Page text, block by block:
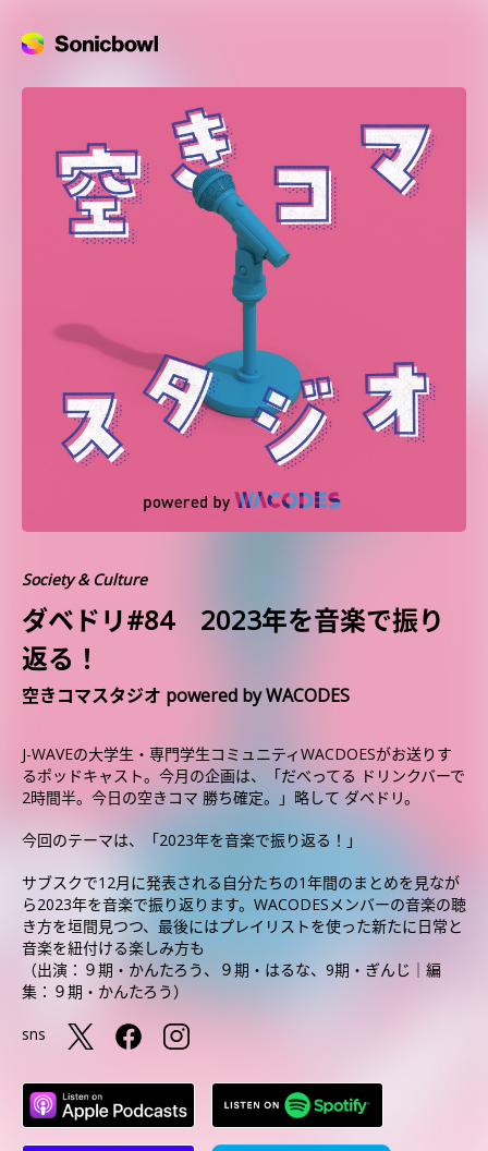
Society & Culture
ダベドリ#84 2023年を音楽で振り
返る！
空きコマスタジオ powered by WACODES
J-WAVEの大学生・専門学生コミュニティWACDOESがお送りす
るポッドキャスト。今月の企画は、「だべってる ドリンクバーで
2時間半。今日の空きコマ 勝ち確定。」略して ダベドリ。
今回のテーマは、「2023年を音楽で振り返る！」
サブスクで12月に発表される自分たちの1年間のまとめを見なが
ら2023年を音楽で振り返ります。WACODESメンバーの音楽の聴
き方を垣間見つつ、最後にはプレイリストを使った新たに日常と
音楽を紐付ける楽しみ方も
（出演：９期・かんたろう、９期・はるな、9期・ぎんじ｜編
集：９期・かんたろう）
sns